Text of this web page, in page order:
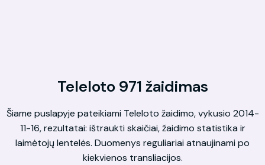
Teleloto 971 žaidimas
Šiame puslapyje pateikiami Teleloto žaidimo, vykusio 2014-
11-16, rezultatai: ištraukti skaičiai, žaidimo statistika ir
laimėtojų lentelės. Duomenys reguliariai atnaujinami po
kiekvienos transliacijos.